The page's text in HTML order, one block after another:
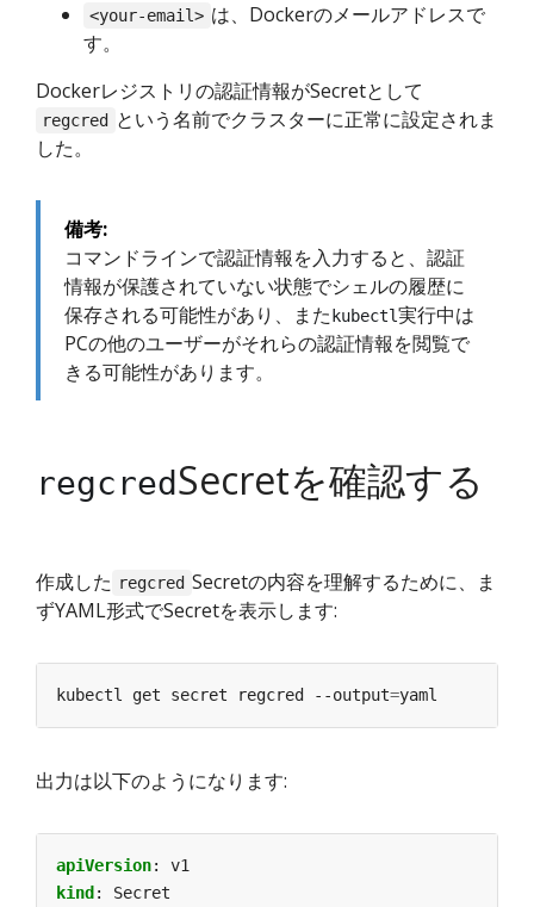
<your-email> は、Dockerのメールアドレスで
す。
Dockerレジストリの認証情報がSecretとして
regcred
という名前でクラスターに正常に設定されま
した。
備考:
コマンドラインで認証情報を入力すると、認証
情報が保護されていない状態でシェルの履歴に
保存される可能性があり、また kubectl実行中は
PCの他のユーザーがそれらの認証情報を閲覧で
きる可能性があります。
regcredSecretを確認する
作成した regcred Secretの内容を理解するために、ま
ずYAML形式でSecretを表示します:
kubectl get secret regcred --output=
出力は以下のようになります:
apiVersion:
v1
kind:
Secret